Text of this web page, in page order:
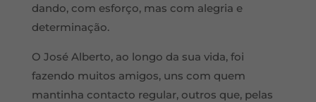
dando, com esforço, mas com alegria e
determinação.
O José Alberto, ao longo da sua vida, foi
fazendo muitos amigos, uns com quem
mantinha contacto regular, outros que, pelas